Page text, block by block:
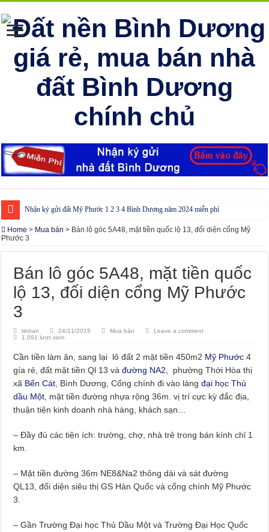
Nhận ký gửi đất Mỹ Phước 1 2 3 4 Bình Dương năm 2024 miễn phí
Cho thuê nhà Ecolakes Bình Dương, mới đẹp, đầy đủ nội thất
Phòng công chứng tại Đồng Phú – Bình Phước
Home > Mua bán > Bán lô góc 5A48, mặt tiền quốc lộ 13, đối diện cổng Mỹ
Phước 3
Bán lô góc 5A48, mặt tiền quốc
lộ 13, đối diện cổng Mỹ Phước
3
tintran 24/11/2015 Mua bán
Leave a comment
1,091 lượt xem
Cần tiền làm ăn, sang lại lô đất 2 mặt tiền 450m2 Mỹ Phước 4
gía rẻ, đất mặt tiền Ql 13 vàđường NA2 , phường Thới Hòa thị
xã Bến Cát , Bình Dương, Cổng chính đi vào làngđại học Thủ
dầu Một , mặt tiền đường nhựa rộng 36m. vị trí cực kỳ đắc địa,
thuận tiện kinh doanh nhà hàng, khách sạn…
– Đầy đủ các tiện ích: trường, chợ, nhà trẻ trong bán kính chỉ 1
km.
– Mặt tiền đường 36m NE8&Na2 thông dài và sát đường
QL13, đối diện siêu thị GS Hàn Quốc và cổng chính Mỹ Phước
3.
– Gần Trường Đại học Thủ Dầu Một và Trường Đại Học Quốc